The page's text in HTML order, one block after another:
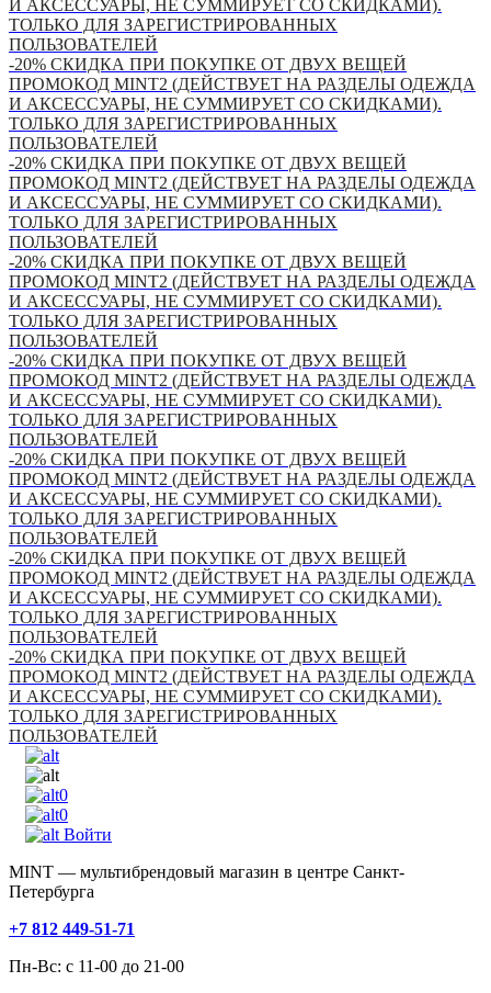
И АКСЕССУАРЫ, НЕ СУММИРУЕТ СО СКИДКАМИ).
ТОЛЬКО ДЛЯ ЗАРЕГИСТРИРОВАННЫХ
ПОЛЬЗОВАТЕЛЕЙ
-20% СКИДКА ПРИ ПОКУПКЕ ОТ ДВУХ ВЕЩЕЙ
ПРОМОКОД MINT2 (ДЕЙСТВУЕТ НА РАЗДЕЛЫ ОДЕЖДА
И АКСЕССУАРЫ, НЕ СУММИРУЕТ СО СКИДКАМИ).
ТОЛЬКО ДЛЯ ЗАРЕГИСТРИРОВАННЫХ
ПОЛЬЗОВАТЕЛЕЙ
-20% СКИДКА ПРИ ПОКУПКЕ ОТ ДВУХ ВЕЩЕЙ
ПРОМОКОД MINT2 (ДЕЙСТВУЕТ НА РАЗДЕЛЫ ОДЕЖДА
И АКСЕССУАРЫ, НЕ СУММИРУЕТ СО СКИДКАМИ).
ТОЛЬКО ДЛЯ ЗАРЕГИСТРИРОВАННЫХ
ПОЛЬЗОВАТЕЛЕЙ
-20% СКИДКА ПРИ ПОКУПКЕ ОТ ДВУХ ВЕЩЕЙ
ПРОМОКОД MINT2 (ДЕЙСТВУЕТ НА РАЗДЕЛЫ ОДЕЖДА
И АКСЕССУАРЫ, НЕ СУММИРУЕТ СО СКИДКАМИ).
ТОЛЬКО ДЛЯ ЗАРЕГИСТРИРОВАННЫХ
ПОЛЬЗОВАТЕЛЕЙ
-20% СКИДКА ПРИ ПОКУПКЕ ОТ ДВУХ ВЕЩЕЙ
ПРОМОКОД MINT2 (ДЕЙСТВУЕТ НА РАЗДЕЛЫ ОДЕЖДА
И АКСЕССУАРЫ, НЕ СУММИРУЕТ СО СКИДКАМИ).
ТОЛЬКО ДЛЯ ЗАРЕГИСТРИРОВАННЫХ
ПОЛЬЗОВАТЕЛЕЙ
-20% СКИДКА ПРИ ПОКУПКЕ ОТ ДВУХ ВЕЩЕЙ
ПРОМОКОД MINT2 (ДЕЙСТВУЕТ НА РАЗДЕЛЫ ОДЕЖДА
И АКСЕССУАРЫ, НЕ СУММИРУЕТ СО СКИДКАМИ).
ТОЛЬКО ДЛЯ ЗАРЕГИСТРИРОВАННЫХ
ПОЛЬЗОВАТЕЛЕЙ
-20% СКИДКА ПРИ ПОКУПКЕ ОТ ДВУХ ВЕЩЕЙ
ПРОМОКОД MINT2 (ДЕЙСТВУЕТ НА РАЗДЕЛЫ ОДЕЖДА
И АКСЕССУАРЫ, НЕ СУММИРУЕТ СО СКИДКАМИ).
ТОЛЬКО ДЛЯ ЗАРЕГИСТРИРОВАННЫХ
ПОЛЬЗОВАТЕЛЕЙ
-20% СКИДКА ПРИ ПОКУПКЕ ОТ ДВУХ ВЕЩЕЙ
ПРОМОКОД MINT2 (ДЕЙСТВУЕТ НА РАЗДЕЛЫ ОДЕЖДА
И АКСЕССУАРЫ, НЕ СУММИРУЕТ СО СКИДКАМИ).
ТОЛЬКО ДЛЯ ЗАРЕГИСТРИРОВАННЫХ
ПОЛЬЗОВАТЕЛЕЙ
0
0
Войти
MINT — мультибрендовый магазин в центре Санкт-
Петербурга
+7 812 449-51-71
Пн-Вс: с 11-00 до 21-00